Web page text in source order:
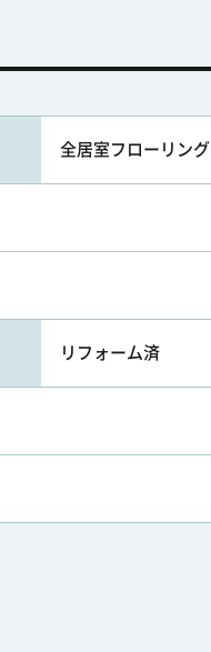
全居室フローリング
リフォーム済